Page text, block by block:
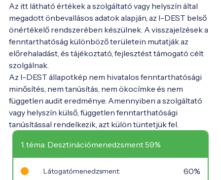
Az itt látható értékek a szolgáltató vagy helyszín által
megadott önbevallásos adatok alapján, az I-DEST belső
önértékelő rendszerében készülnek. A visszajelzések a
fenntarthatóság különböző területein mutatják az
előrehaladást, és tájékoztató, fejlesztést támogató célt
szolgálnak.
Az I-DEST állapotkép nem hivatalos fenntarthatósági
minősítés, nem tanúsítás, nem ökocímke és nem
független audit eredménye. Amennyiben a szolgáltató
vagy helyszín külső, független fenntarthatósági
tanúsítással rendelkezik, azt külön tüntetjük fel.
1. téma: Desztinációmenedzsment 59%
Látogatómenedzsment: 60%